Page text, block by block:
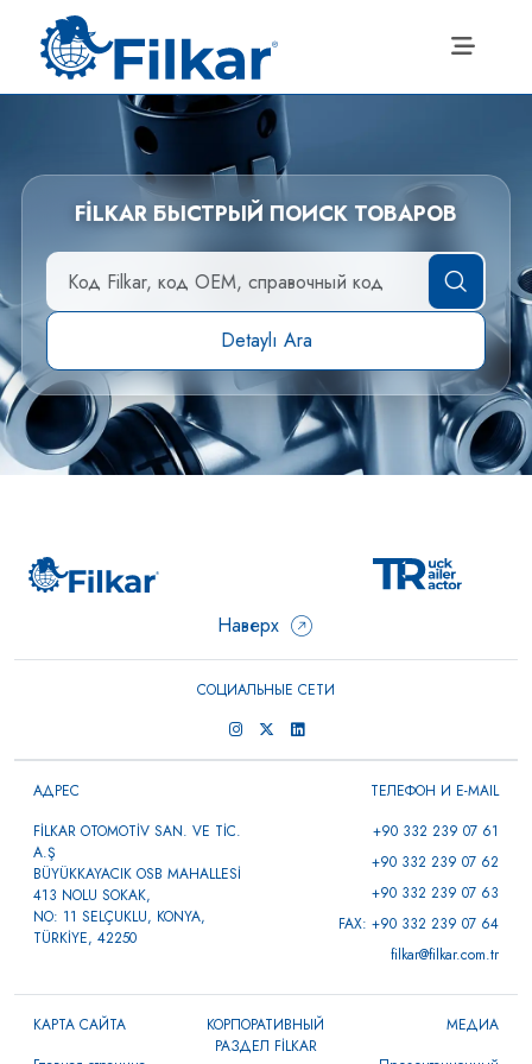
FİLKAR БЫСТРЫЙ ПОИСК ТОВАРОВ
Detaylı Ara
Наверх
СОЦИАЛЬНЫЕ СЕТИ
АДРЕС
FİLKAR OTOMOTİV SAN. VE TİC.
A.Ş
BÜYÜKKAYACIK OSB MAHALLESİ
413 NOLU SOKAK,
NO: 11 SELÇUKLU, KONYA,
TÜRKİYE, 42250
ТЕЛЕФОН И E-MAIL
+90 332 239 07 61
+90 332 239 07 62
+90 332 239 07 63
FAX: +90 332 239 07 64
filkar@filkar.com.tr
КАРТА САЙТА
КОРПОРАТИВНЫЙ
РАЗДЕЛ FİLKAR
МЕДИА